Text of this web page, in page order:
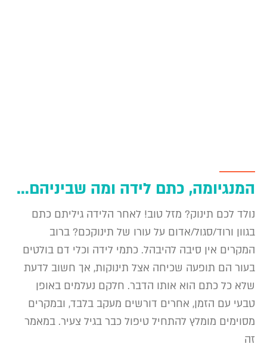
המנגיומה, כתם לידה ומה שביניהם…
נולד לכם תינוק? מזל טוב! לאחר הלידה גיליתם כתם
בגוון ורוד/סגול/אדום על עורו של תינוקכם? ברוב
המקרים אין סיבה להיבהל. כתמי לידה וכלי דם בולטים
בעור הם תופעה שכיחה אצל תינוקות, אך חשוב לדעת
שלא כל כתם הוא אותו הדבר. חלקם נעלמים באופן
טבעי עם הזמן, אחרים דורשים מעקב בלבד, ובמקרים
מסוימים מומלץ להתחיל טיפול כבר בגיל צעיר. במאמר
זה